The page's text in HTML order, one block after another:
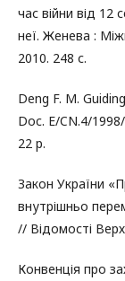
час війни від
неї. Женева :
2010. 248 с.
Deng F. M.
Doc. E/CN.4/
22 p.
Закон України
внутрішньо
// Відомості
Конвенція про